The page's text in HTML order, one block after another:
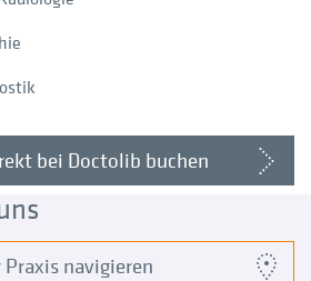
bei Doctolib buchen
Praxis navigieren